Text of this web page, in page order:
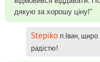
дякую за хорошу ціну!"
Stepiko п.Іван,
радістю!